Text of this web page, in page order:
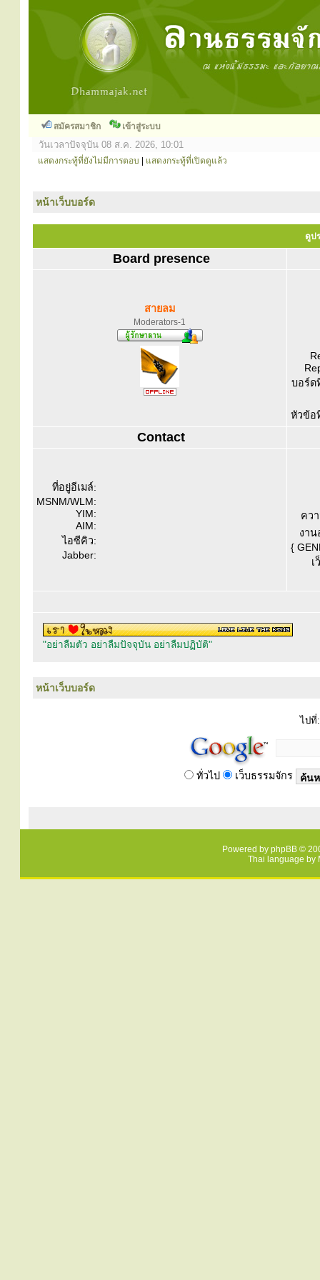
สมัครสมาชิก เข้าสู่ระบบ
วันเวลาปัจจุบัน 08 ส.ค. 2026, 10:01
แสดงกระทู้ที่ยังไม่มีการตอบ แสดงกระทู้ที่เปิดดูแล้ว
หน้าเว็บบอร์ด
ดูป
Board presence
สายลม
Moderators-1
บอร์ด
หัวข้อ
Contact
ที่อยู่อีเมล์:
MSNM/WLM:
YIM:
AIM:
ไอซีคิว:
Jabber:
คว
งาน
{
เ
"อย่าลืมตัว อย่าลืมปัจจุบัน อย่าลืมปฏิบัติ"
หน้าเว็บบอร์ด
ไปที่:
ทั่วไป เว็บธรรมจักร
Powered by phpBB ©
Thai language by